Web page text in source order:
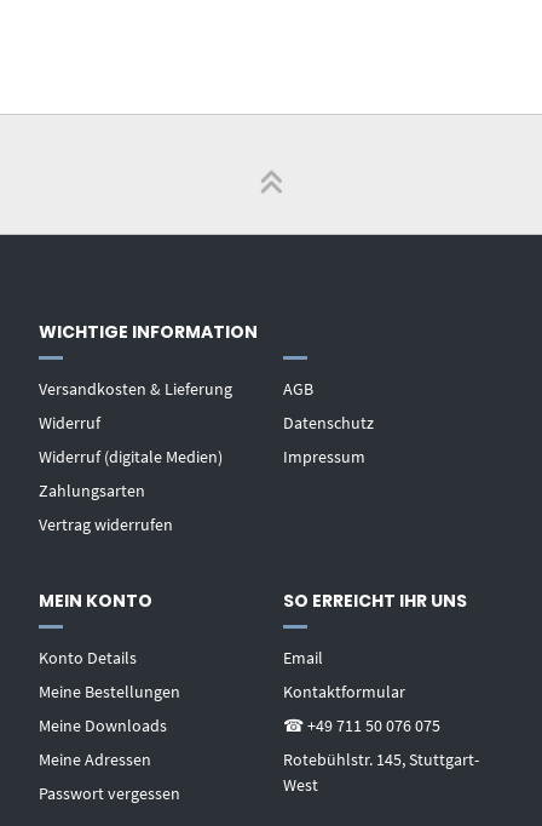
WICHTIGE INFORMATION
Versandkosten & Lieferung
Widerruf
Widerruf (digitale Medien)
Zahlungsarten
Vertrag widerrufen
AGB
Datenschutz
Impressum
MEIN KONTO
Konto Details
Meine Bestellungen
Meine Downloads
Meine Adressen
Passwort vergessen
SO ERREICHT IHR UNS
Email
Kontaktformular
☎ +49 711 50 076 075
Rotebühlstr. 145, Stuttgart-
West